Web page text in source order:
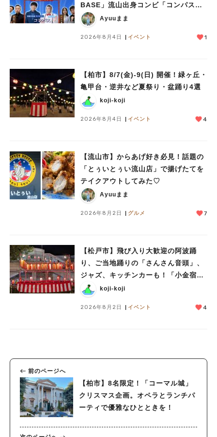
BASE」流山出身コンビ「コンパス」
も登場！8/23（日）
Ayuuまま
2026年8月4日 イベント 1
【柏市】8/7(金)‐9(日) 開催！緑ヶ丘・
亀甲台・逆井など夏祭り・盆踊り4選
koji-koji
2026年8月4日 イベント 4
【流山市】からあげ好き必見！話題の
「とぅいとぅい流山店」で揚げたてを
テイクアウトしてみた♡
Ayuuまま
2026年8月2日 グルメ 7
【松戸市】飛び入り大歓迎の阿波踊
り、ご当地踊りの「さんさん音頭」、
ジャズ、キッチンカーも！「小金宿ま
つり」8/28-30開催！
koji-koji
2026年8月2日 イベント 4
前のページへ
【柏市】8名限定！「コーマル城」
クリスマス企画。オペラとランチパ
ーティで優雅なひとときを！